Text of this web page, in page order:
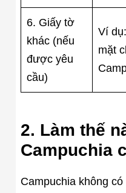
6. Giấy tờ
khác (nếu
được yêu
cầu)
Ví
mặt
2. Làm thế
Campuchia
Campuchia không